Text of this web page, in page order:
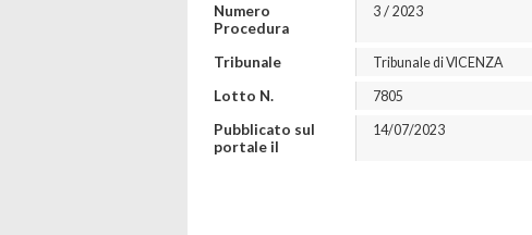
Numero
Procedura
3 /2023
Tribunale Tribunale di VICENZA
Lotto N. 7805
Pubblicato sul
portale il
14/07/2023